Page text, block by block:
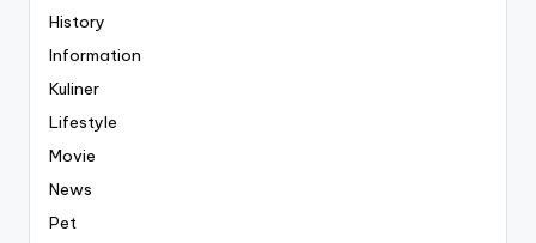
History
Information
Kuliner
Lifestyle
Movie
News
Pet